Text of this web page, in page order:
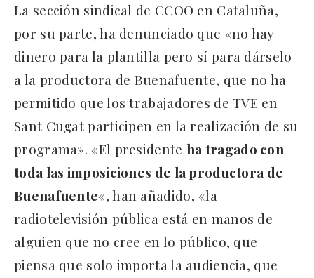
La sección sindical de CCOO en Cataluña,
por su parte, ha denunciado que «no hay
dinero para la plantilla pero sí para dárselo
a la productora de Buenafuente, que no ha
permitido que los trabajadores de TVE en
Sant Cugat participen en la realización de su
programa». «El presidente ha tragado con
toda las imposiciones de la productora de
Buenafuente«, han añadido, «la
radiotelevisión pública está en manos de
alguien que no cree en lo público, que
piensa que solo importa la audiencia, que